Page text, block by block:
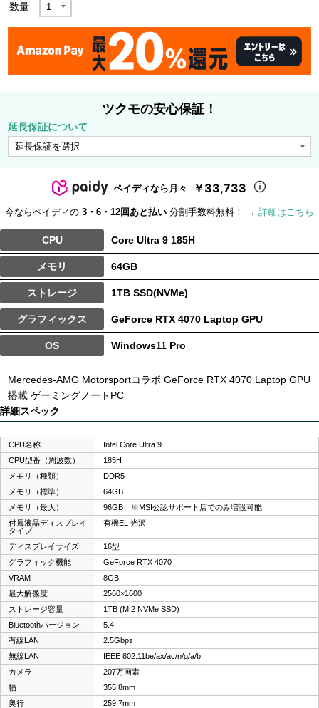
数量
ツクモの安心保証！
延長保証について
ペイディなら月々 ￥33,733
今ならペイディの 3・6・12回あと払い 分割手数料無料！ → 詳細はこちら
CPU Core Ultra 9 185H
メモリ 64GB
ストレージ 1TB SSD(NVMe)
グラフィックス GeForce RTX 4070 Laptop GPU
OS Windows11 Pro
Mercedes-AMG Motorsportコラボ GeForce RTX 4070 Laptop GPU
搭載 ゲーミングノートPC
詳細スペック
CPU名称
Intel Core Ultra 9
CPU型番（周波数）
185H
メモリ（種類）
DDR5
メモリ（標準）
64GB
メモリ（最大）
96GB ※MSI公認サポート店でのみ増設可能
付属液晶ディスプレイ
タイプ
有機EL 光沢
ディスプレイサイズ
16型
グラフィック機能
GeForce RTX 4070
VRAM
8GB
最大解像度
2560×1600
ストレージ容量
1TB (M.2 NVMe SSD)
Bluetoothバージョン
5.4
有線LAN
2.5Gbps
無線LAN
IEEE 802.11be/ax/ac/n/g/a/b
カメラ
207万画素
幅
355.8mm
奥行
259.7mm